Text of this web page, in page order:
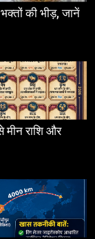
की भीड़, जानें
राशि और